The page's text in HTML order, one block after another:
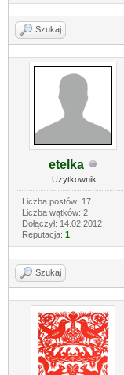
Szukaj
etelka
Użytkownik
Liczba postów: 17
Liczba wątków: 2
Dołączył: 14.02.2012
Reputacja: 1
Szukaj